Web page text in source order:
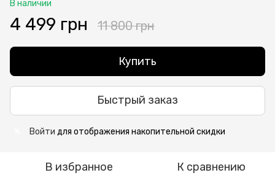
В наличии
4 499 грн 11 800 грн
Купить
Быстрый заказ
Войти для отображения накопительной скидки
В избранное К сравнению